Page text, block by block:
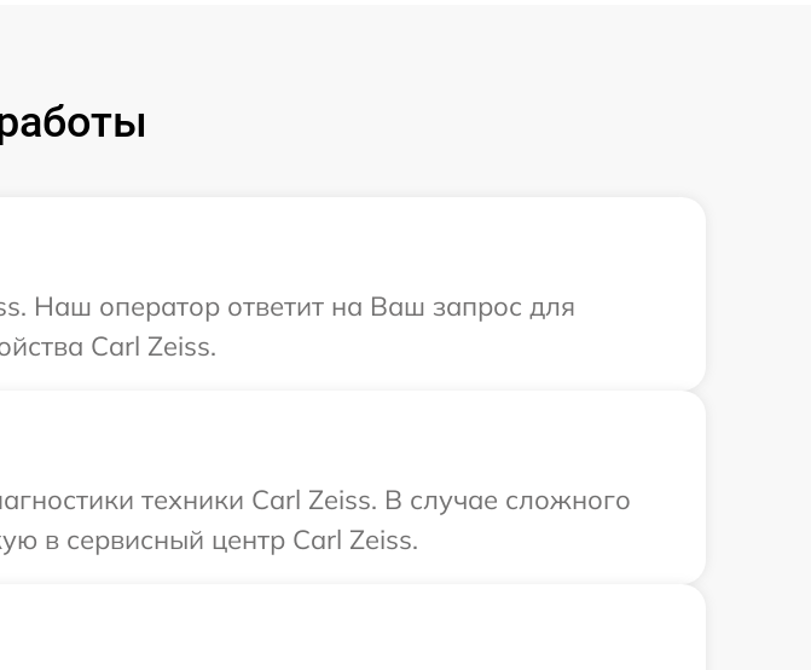
Наш оператор ответит на Ваш запрос для
Carl Zeiss.
техники Carl Zeiss. В случае сложного
в сервисный центр Carl Zeiss.